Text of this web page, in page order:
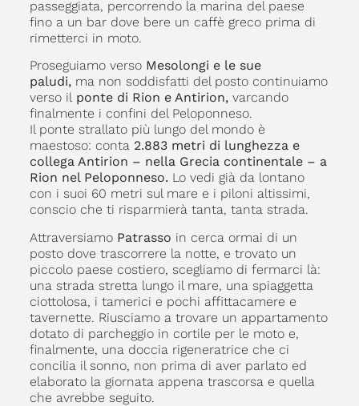
passeggiata, percorrendo la marina del paese
fino a un bar dove bere un caffè greco prima di
rimetterci in moto.
Proseguiamo verso Mesolongi e le sue
paludi,ma non soddisfatti del posto continuiamo
verso il ponte di Rion e Antirion, varcando
finalmente i confini del Peloponneso.
Il ponte strallato più lungo del mondo è
maestoso: conta 2.883 metri di lunghezza e
collega Antirion – nella Grecia continentale – a
Rion nel Peloponneso. Lo vedi già da lontano
con i suoi 60 metri sul mare e i piloni altissimi,
conscio che ti risparmierà tanta, tanta strada.
Attraversiamo Patrasso in cerca ormai di un
posto dove trascorrere la notte, e trovato un
piccolo paese costiero, scegliamo di fermarci là:
una strada stretta lungo il mare, una spiaggetta
ciottolosa, i tamerici e pochi affittacamere e
tavernette. Riusciamo a trovare un appartamento
dotato di parcheggio in cortile per le moto e,
finalmente, una doccia rigeneratrice che ci
concilia il sonno, non prima di aver parlato ed
elaborato la giornata appena trascorsa e quella
che avrebbe seguito.